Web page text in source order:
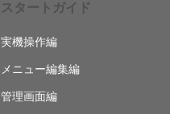
スタートガイド
実機操作編
メニュー編集編
管理画面編